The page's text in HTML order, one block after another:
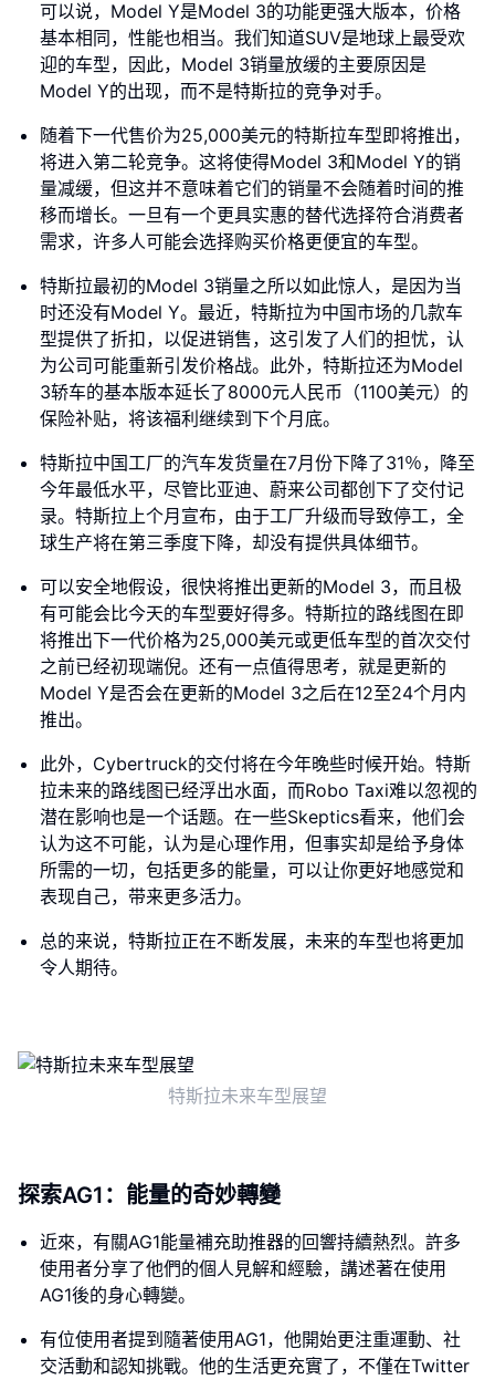
可以说，Model Y是Model 3的功能更强大版本，价格
基本相同，性能也相当。我们知道SUV是地球上最受欢
迎的车型，因此，Model 3销量放缓的主要原因是
Model Y的出现，而不是特斯拉的竞争对手。
随着下一代售价为25,000美元的特斯拉车型即将推出，
将进入第二轮竞争。这将使得Model 3和Model Y的销
量减缓，但这并不意味着它们的销量不会随着时间的推
移而增长。一旦有一个更具实惠的替代选择符合消费者
需求，许多人可能会选择购买价格更便宜的车型。
特斯拉最初的Model 3销量之所以如此惊人，是因为当
时还没有Model Y。最近，特斯拉为中国市场的几款车
型提供了折扣，以促进销售，这引发了人们的担忧，认
为公司可能重新引发价格战。此外，特斯拉还为Model
3轿车的基本版本延长了8000元人民币（1100美元）的
保险补贴，将该福利继续到下个月底。
特斯拉中国工厂的汽车发货量在7月份下降了31％，降至
今年最低水平，尽管比亚迪、蔚来公司都创下了交付记
录。特斯拉上个月宣布，由于工厂升级而导致停工，全
球生产将在第三季度下降，却没有提供具体细节。
可以安全地假设，很快将推出更新的Model 3，而且极
有可能会比今天的车型要好得多。特斯拉的路线图在即
将推出下一代价格为25,000美元或更低车型的首次交付
之前已经初现端倪。还有一点值得思考，就是更新的
Model Y是否会在更新的Model 3之后在12至24个月内
推出。
此外，Cybertruck的交付将在今年晚些时候开始。特斯
拉未来的路线图已经浮出水面，而Robo Taxi难以忽视的
潜在影响也是一个话题。在一些Skeptics看来，他们会
认为这不可能，认为是心理作用，但事实却是给予身体
所需的一切，包括更多的能量，可以让你更好地感觉和
表现自己，带来更多活力。
总的来说，特斯拉正在不断发展，未来的车型也将更加
令人期待。
特斯拉未来车型展望
探索AG1：能量的奇妙轉變
近來，有關AG1能量補充助推器的回響持續熱烈。許多
使用者分享了他們的個人見解和經驗，講述著在使用
AG1後的身心轉變。
有位使用者提到隨著使用AG1，他開始更注重運動、社
交活動和認知挑戰。他的生活更充實了，不僅在Twitter